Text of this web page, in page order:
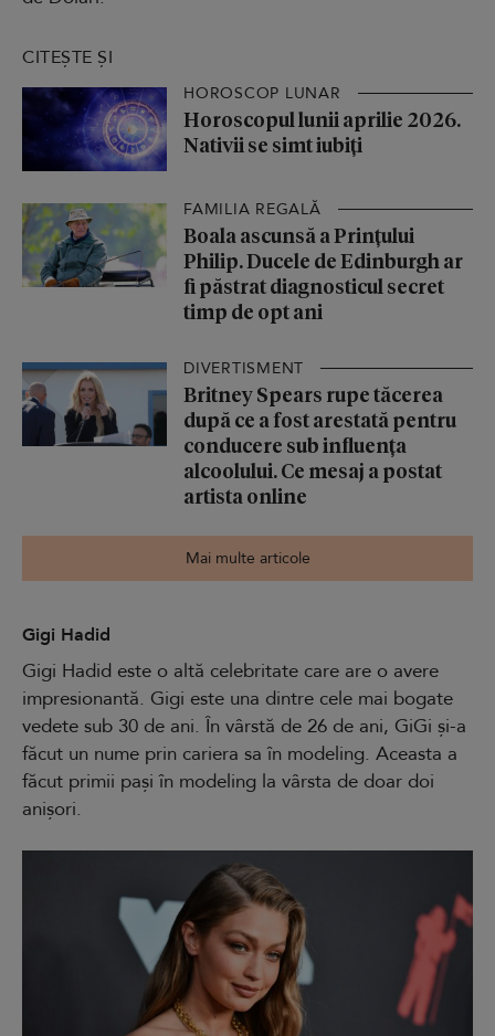
CITEȘTE ȘI
HOROSCOP LUNAR
Horoscopul lunii aprilie 2026.
Nativii se simt iubiți
FAMILIA REGALĂ
Boala ascunsă a Prințului
Philip. Ducele de Edinburgh ar
fi păstrat diagnosticul secret
timp de opt ani
DIVERTISMENT
Britney Spears rupe tăcerea
după ce a fost arestată pentru
conducere sub influența
alcoolului. Ce mesaj a postat
artista online
Mai multe articole
Gigi Hadid
Gigi Hadid este o altă celebritate care are o avere
impresionantă. Gigi este una dintre cele mai bogate
vedete sub 30 de ani. În vârstă de 26 de ani, GiGi și-a
făcut un nume prin cariera sa în modeling. Aceasta a
făcut primii pași în modeling la vârsta de doar doi
anișori.